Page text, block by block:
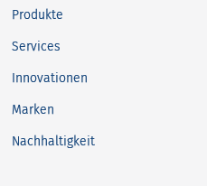
Produkte
Services
Innovationen
Marken
Nachhaltigkeit